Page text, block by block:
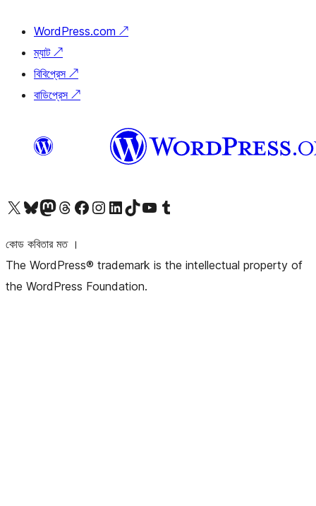
WordPress.com ↗
ম্যাট ↗
বিবিপ্রেস ↗
বাডিপ্রেস ↗
আমাদের X (আগের টুইটার) অ্যাকাউন্টে যানআমাদের Bluesky অ্যাকাউন্টটি দেখুনআমাদের মাস্টোডন অ্যাকাউন্টটি দেখুনআমাদের থ্রেডস অ্যাকাউন্টটি দেখুনআমাদের ফেসবুক পেজ দেখুনআমাদের ইন্সটাগ্রাম অ্যাকাউন্ট দেখুনআমাদের লিঙ্কডইন অ্যাকাউন্টে যানআমাদের TikTok অ্যাকাউন্টটি দেখুনআমাদের ইউটিউব চ্যানেলে যান আমাদের টাম্বলার অ্যাকাউন্ট দেখুন
কোড কবিতার মত ।
The WordPress® trademark is the intellectual property of
the WordPress Foundation.